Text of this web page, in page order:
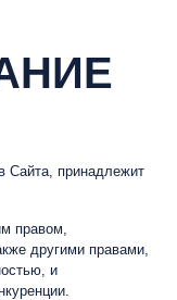
Сайта, принадлежит
правом,
другими правами,
и